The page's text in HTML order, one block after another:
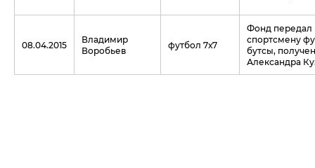
08.04.2015
Владимир
Воробьев
футбол 7х7
Фонд передал
спортсмену
бутсы,
Александра